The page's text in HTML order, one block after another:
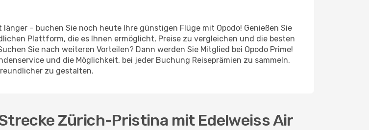
– buchen Sie noch heute Ihre günstigen Flüge mit Opodo! Genießen Sie
Plattform, die es Ihnen ermöglicht, Preise zu vergleichen und die besten
Sie nach weiteren Vorteilen? Dann werden Sie Mitglied bei Opodo Prime!
und die Möglichkeit, bei jeder Buchung Reiseprämien zu sammeln.
zu gestalten.
Zürich-Pristina mit Edelweiss Air